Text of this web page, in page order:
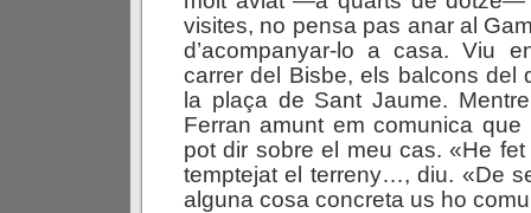
visites, no pensa pas anar al
d’acompanyar-lo a casa. Viu
carrer del Bisbe, els balcons del
la plaça de Sant Jaume.
Ferran amunt em comunica
pot dir sobre el meu cas. «He
temptejat el terreny…, diu. «De
alguna cosa concreta us ho